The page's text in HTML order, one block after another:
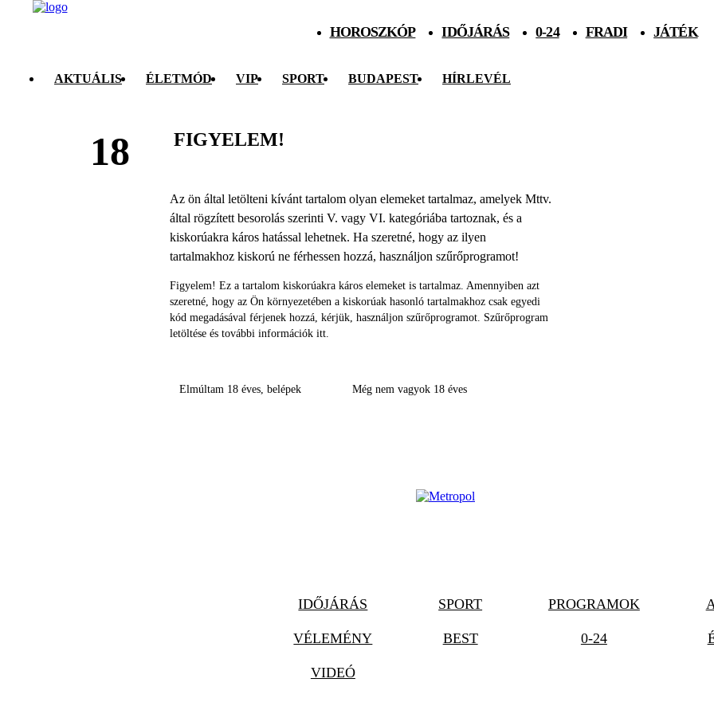
HOROSZKÓP IDŐJÁRÁS 0-24 FRADI JÁTÉK
AKTUÁLIS ÉLETMÓD VIP SPORT BUDAPEST HÍRLEVÉL
18 FIGYELEM!
Az ön által letölteni kívánt tartalom olyan elemeket tartalmaz, amelyek Mttv.
által rögzített besorolás szerinti V. vagy VI. kategóriába tartoznak, és a
kiskorúakra káros hatással lehetnek. Ha szeretné, hogy az ilyen
tartalmakhoz kiskorú ne férhessen hozzá, használjon szűrőprogramot!
Figyelem! Ez a tartalom kiskorúakra káros elemeket is tartalmaz. Amennyiben azt
szeretné, hogy az Ön környezetében a kiskorúak hasonló tartalmakhoz csak egyedi
kód megadásával férjenek hozzá, kérjük, használjon szűrőprogramot. Szűrőprogram
letöltése és további információk itt.
Elmúltam 18 éves, belépek Még nem vagyok 18 éves
IDŐJÁRÁS SPORT PROGRAMOK
VÉLEMÉNY BEST 0-24
VIDEÓ